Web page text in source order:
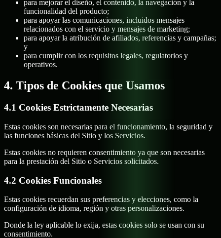
para mejorar el diseño, el contenido, la navegación y la
funcionalidad del producto;
para apoyar las comunicaciones, incluidos mensajes
relacionados con el servicio y mensajes de marketing;
para apoyar la atribución de afiliados, referencias y campañas;
y
para cumplir con los requisitos legales, regulatorios y
operativos.
4. Tipos de Cookies que Usamos
4.1 Cookies Estrictamente Necesarias
Estas cookies son necesarias para el funcionamiento, la seguridad y
las funciones básicas del Sitio y los Servicios.
Estas cookies no requieren consentimiento ya que son necesarias
para la prestación del Sitio o Servicios solicitados.
4.2 Cookies Funcionales
Estas cookies recuerdan sus preferencias y elecciones, como la
configuración de idioma, región y otras personalizaciones.
Donde la ley aplicable lo exija, estas cookies solo se usan con su
consentimiento.